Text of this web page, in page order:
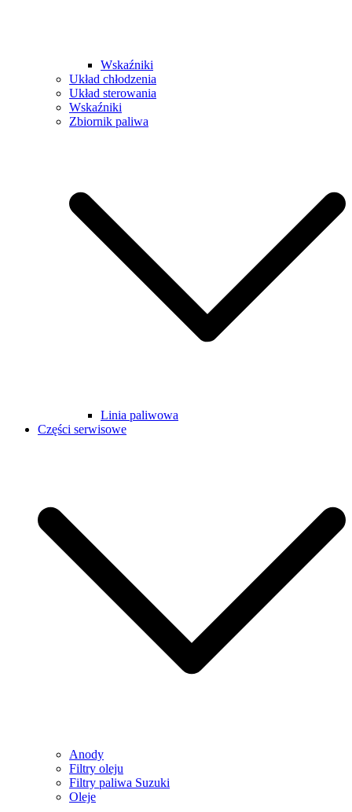
Wskaźniki
Układ chłodzenia
Układ sterowania
Wskaźniki
Zbiornik paliwa
Linia paliwowa
Części serwisowe
Anody
Filtry oleju
Filtry paliwa Suzuki
Oleje